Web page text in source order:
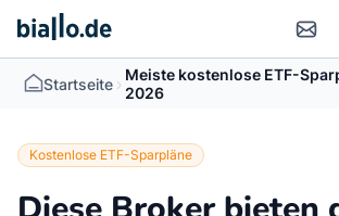
Startseite > Meiste kostenlose ETF-
2026
Kostenlose ETF-Sparpläne